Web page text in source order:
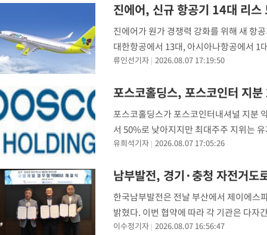
진에어, 신규 항공기 14대 리
진에어가 원가 경쟁력 강화를 위해 새 항
대한항공에서 13대, 아시아나항공에서 1
10대를 비롯해 A321ceo 1대, B737-900
류인선기자 2026.08.07 17:19:50
포스코홀딩스, 포스코인터
포스코홀딩스가 포스코인터내셔널 지분
서 50%로 낮아지지만 최대주주 지위는
식 3643만4963주를 2조184억9695만
유희석기자 2026.08.07 17:05:26
남부발전, 경기·충청 자전거도
한국남부발전은 전날 부산에서 제이에스
밝혔다. 이번 협약에 따라 각 기관은 다자
노하우와 민간기업의 인허가 추진력, 기
이수정기자 2026.08.07 16:56:47